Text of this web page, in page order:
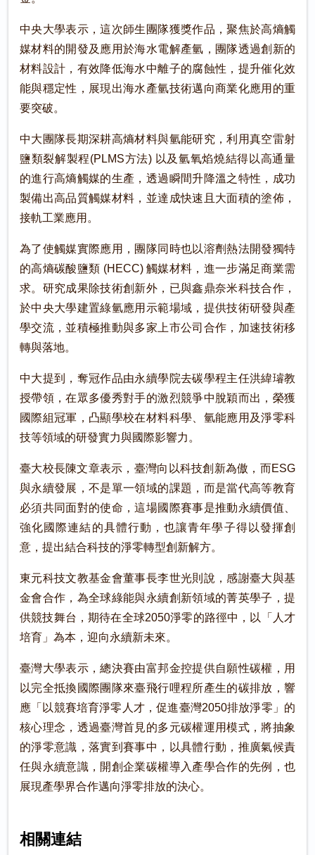
中央大學表示，這次師生團隊獲獎作品，聚焦於高熵觸
媒材料的開發及應用於海水電解產氫，團隊透過創新的
材料設計，有效降低海水中離子的腐蝕性，提升催化效
能與穩定性，展現出海水產氫技術邁向商業化應用的重
要突破。
中大團隊長期深耕高熵材料與氫能研究，利用真空雷射
鹽類裂解製程(PLMS方法) 以及氫氧焰燒結得以高通量
的進行高熵觸媒的生產，透過瞬間升降溫之特性，成功
製備出高品質觸媒材料，並達成快速且大面積的塗佈，
接軌工業應用。
為了使觸媒實際應用，團隊同時也以溶劑熱法開發獨特
的高熵碳酸鹽類 (HECC) 觸媒材料，進一步滿足商業需
求。研究成果除技術創新外，已與鑫鼎奈米科技合作，
於中央大學建置綠氫應用示範場域，提供技術研發與產
學交流，並積極推動與多家上市公司合作，加速技術移
轉與落地。
中大提到，奪冠作品由永續學院去碳學程主任洪緯璿教
授帶領，在眾多優秀對手的激烈競爭中脫穎而出，榮獲
國際組冠軍，凸顯學校在材料科學、氫能應用及淨零科
技等領域的研發實力與國際影響力。
臺大校長陳文章表示，臺灣向以科技創新為傲，而ESG
與永續發展，不是單一領域的課題，而是當代高等教育
必須共同面對的使命，這場國際賽事是推動永續價值、
強化國際連結的具體行動，也讓青年學子得以發揮創
意，提出結合科技的淨零轉型創新解方。
東元科技文教基金會董事長李世光則說，感謝臺大與基
金會合作，為全球綠能與永續創新領域的菁英學子，提
供競技舞台，期待在全球2050淨零的路徑中，以「人才
培育」為本，迎向永續新未來。
臺灣大學表示，總決賽由富邦金控提供自願性碳權，用
以完全抵換國際團隊來臺飛行哩程所產生的碳排放，響
應「以競賽培育淨零人才，促進臺灣2050排放淨零」的
核心理念，透過臺灣首見的多元碳權運用模式，將抽象
的淨零意識，落實到賽事中，以具體行動，推廣氣候責
任與永續意識，開創企業碳權導入產學合作的先例，也
展現產學界合作邁向淨零排放的決心。
相關連結